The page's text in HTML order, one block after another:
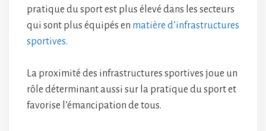
pratique du sport est plus élevé dans les secteurs
qui sont plus équipés en matière d’infrastructures
sportives.
La proximité des infrastructures sportives joue un
rôle déterminant aussi sur la pratique du sport et
favorise l’émancipation de tous.